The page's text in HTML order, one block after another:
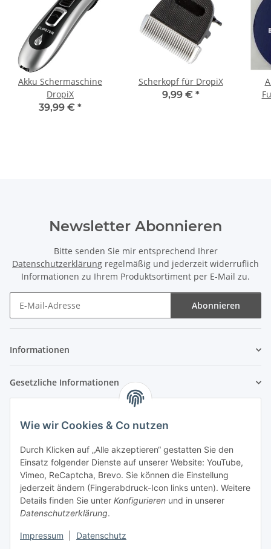
Wie wir Cookies & Co nutzen
Durch Klicken auf „Alle akzeptieren“ gestatten Sie den
Einsatz folgender Dienste auf unserer Website: YouTube,
Vimeo, ReCaptcha, Brevo. Sie können die Einstellung
jederzeit ändern (Fingerabdruck-Icon links unten). Weitere
Details finden Sie unter Konfigurieren und in unserer
Datenschutzerklärung.
Impressum Datenschutz
Akku Schermaschine
DropiX
39,99 € *
Scherkopf für DropiX
9,99 € *
Newsletter Abonnieren
Bitte senden Sie mir entsprechend Ihrer
Datenschutzerklärung regelmäßig und jederzeit widerruflich
Informationen zu Ihrem Produktsortiment per E-Mail zu.
Abonnieren
Informationen
Gesetzliche Informationen